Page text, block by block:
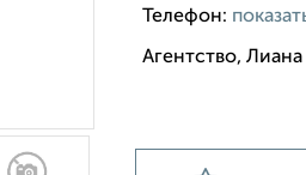
Телефон:
Агентство,